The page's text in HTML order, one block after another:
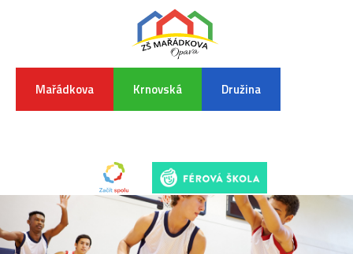
Mařádkova Krnovská Družina